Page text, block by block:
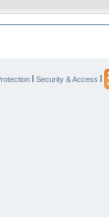
| Security & Access |